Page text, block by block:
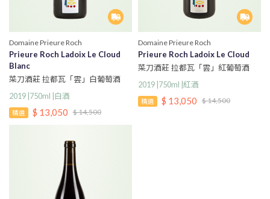
Domaine Prieure Roch
Prieure Roch Ladoix Le Cloud
Blanc
菜刀酒莊 拉都瓦「雲」白葡萄酒
2019 |750ml |白酒
精選 $ 13,050 $ 14,500
Domaine Prieure Roch
Prieure Roch Ladoix Le Cloud
菜刀酒莊 拉都瓦「雲」紅葡萄酒
2019 |750ml |紅酒
精選 $ 13,050 $ 14,500